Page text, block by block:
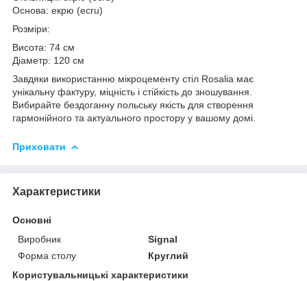
Основа: екрю (ecru)
Розміри:
Висота: 74 см
Діаметр: 120 см
Завдяки використанню мікроцементу стіл Rosalia має
унікальну фактуру, міцність і стійкість до зношування.
Вибирайте бездоганну польську якість для створення
гармонійного та актуального простору у вашому домі.
Приховати
Характеристики
Основні
Виробник
Signal
Форма столу
Круглий
Користувальницькі характеристики